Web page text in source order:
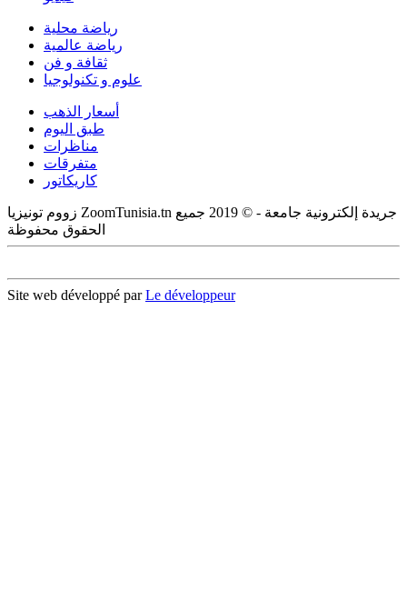
رياضة محلية
رياضة عالمية
ثقافة و فن
علوم و تكنولوجيا
أسعار الذهب
طبق اليوم
مناظرات
متفرقات
كاريكاتور
زووم تونيزيا ZoomTunisia.tn جريدة إلكترونية جامعة - © 2019 جميع
الحقوق محفوظة
Site web développé parLe développeur